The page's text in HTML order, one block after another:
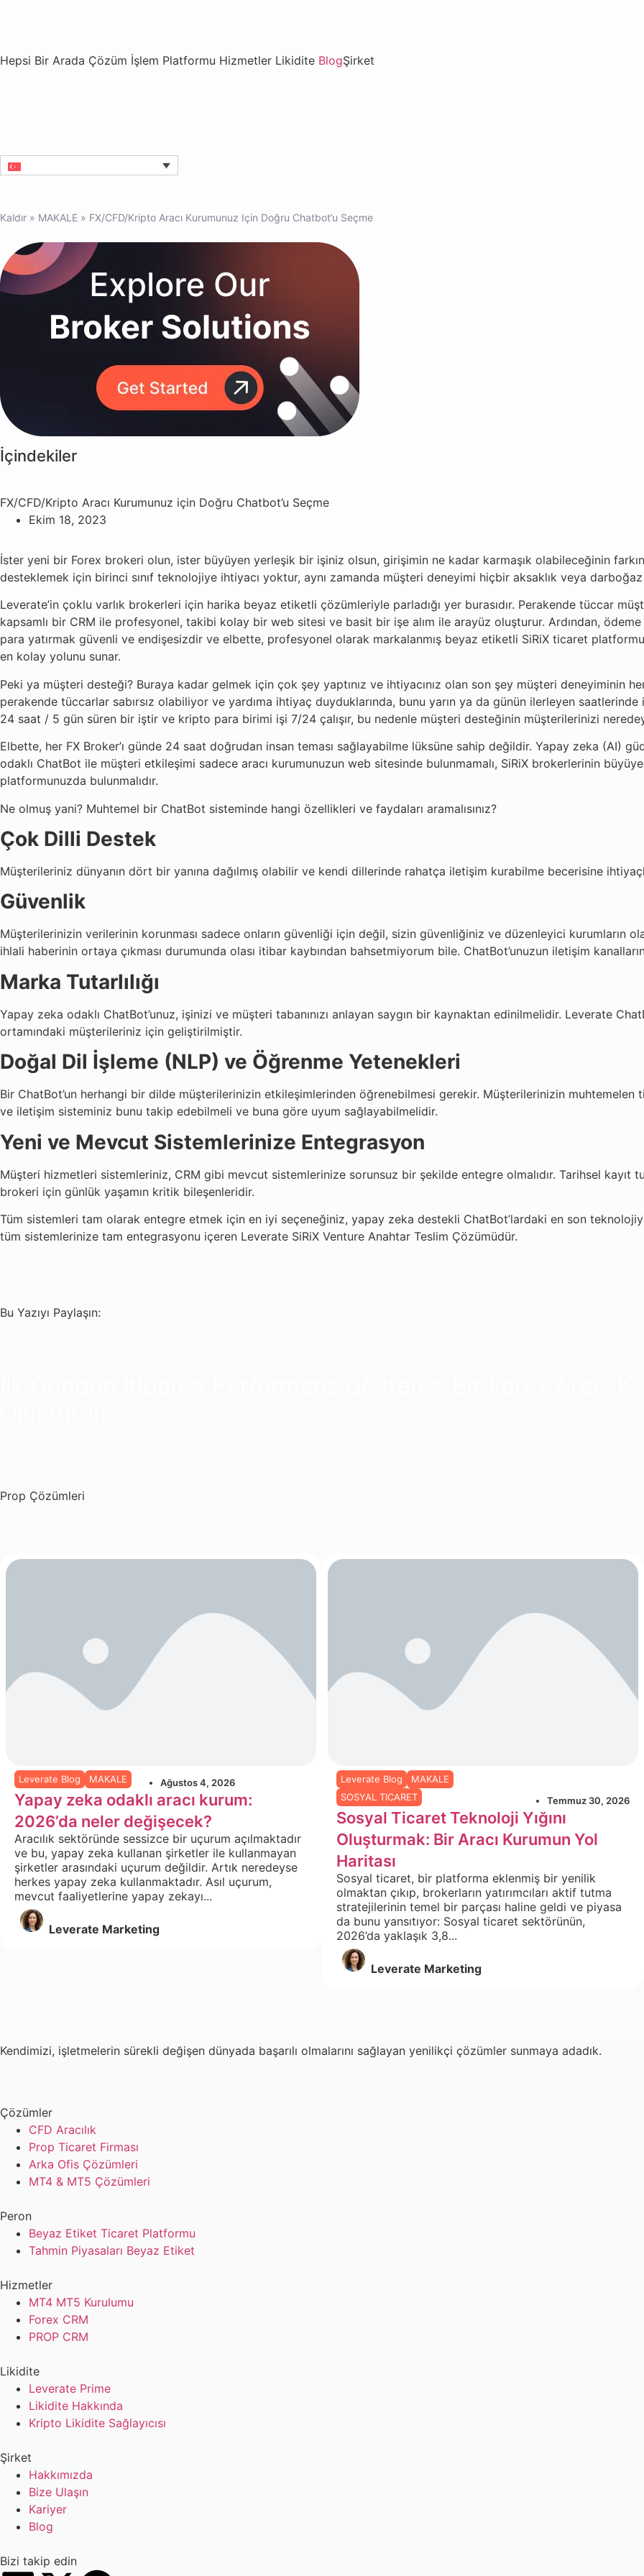
Hepsi Bir Arada Çözüm İşlem Platformu Hizmetler Likidite BlogŞirket
Kaldır » MAKALE » FX/CFD/Kripto Aracı Kurumunuz Için Doğru Chatbot’u Seçme
İçindekiler
FX/CFD/Kripto Aracı Kurumunuz için Doğru Chatbot’u Seçme
Ekim 18, 2023
İster yeni bir Forex brokeri olun, ister büyüyen yerleşik bir işiniz olsun, girişimin ne kadar karmaşık olabileceğinin
desteklemek için birinci sınıf teknolojiye ihtiyacı yoktur, aynı zamanda müşteri deneyimi hiçbir aksaklık veya darboğaz
Leverate’in çoklu varlık brokerleri için harika beyaz etiketli çözümleriyle parladığı yer burasıdır. Perakende tüccar
kapsamlı bir CRM ile profesyonel, takibi kolay bir web sitesi ve basit bir işe alım ile arayüz oluşturur. Ardından, ödeme
para yatırmak güvenli ve endişesizdir ve elbette, profesyonel olarak markalanmış beyaz etiketli SiRiX ticaret
en kolay yolunu sunar.
Peki ya müşteri desteği? Buraya kadar gelmek için çok şey yaptınız ve ihtiyacınız olan son şey müşteri deneyiminin
perakende tüccarlar sabırsız olabiliyor ve yardıma ihtiyaç duyduklarında, bunu yarın ya da günün ilerleyen
24 saat / 5 gün süren bir iştir ve kripto para birimi işi 7/24 çalışır, bu nedenle müşteri desteğinin müşterilerinizi
Elbette, her FX Broker’ı günde 24 saat doğrudan insan teması sağlayabilme lüksüne sahip değildir. Yapay zeka (AI)
odaklı ChatBot ile müşteri etkileşimi sadece aracı kurumunuzun web sitesinde bulunmamalı, SiRiX brokerlerinin
platformunuzda bulunmalıdır.
Ne olmuş yani? Muhtemel bir ChatBot sisteminde hangi özellikleri ve faydaları aramalısınız?
Çok Dilli Destek
Müşterileriniz dünyanın dört bir yanına dağılmış olabilir ve kendi dillerinde rahatça iletişim kurabilme becerisine
Güvenlik
Müşterilerinizin verilerinin korunması sadece onların güvenliği için değil, sizin güvenliğiniz ve düzenleyici kurumların
ihlali haberinin ortaya çıkması durumunda olası itibar kaybından bahsetmiyorum bile. ChatBot’unuzun iletişim
Marka Tutarlılığı
Yapay zeka odaklı ChatBot’unuz, işinizi ve müşteri tabanınızı anlayan saygın bir kaynaktan edinilmelidir. Leverate
ortamındaki müşterileriniz için geliştirilmiştir.
Doğal Dil İşleme (NLP) ve Öğrenme Yetenekleri
Bir ChatBot’un herhangi bir dilde müşterilerinizin etkileşimlerinden öğrenebilmesi gerekir. Müşterilerinizin muhtemelen
ve iletişim sisteminiz bunu takip edebilmeli ve buna göre uyum sağlayabilmelidir.
Yeni ve Mevcut Sistemlerinize Entegrasyon
Müşteri hizmetleri sistemleriniz, CRM gibi mevcut sistemlerinize sorunsuz bir şekilde entegre olmalıdır. Tarihsel
brokeri için günlük yaşamın kritik bileşenleridir.
Tüm sistemleri tam olarak entegre etmek için en iyi seçeneğiniz, yapay zeka destekli ChatBot’lardaki en son
tüm sistemlerinize tam entegrasyonu içeren Leverate SiRiX Venture Anahtar Teslim Çözümüdür.
Bu Yazıyı Paylaşın:
Prop Çözümleri
Leverate Blog MAKALE Ağustos 4, 2026
Yapay zeka odaklı aracı kurum:
2026’da neler değişecek?
Aracılık sektöründe sessizce bir uçurum açılmaktadır
ve bu, yapay zeka kullanan şirketler ile kullanmayan
şirketler arasındaki uçurum değildir. Artık neredeyse
herkes yapay zeka kullanmaktadır. Asıl uçurum,
mevcut faaliyetlerine yapay zekayı...
Leverate Marketing
Leverate Blog
MAKALE
SOSYAL TICARET
Temmuz 30, 2026
Sosyal Ticaret Teknoloji Yığını
Oluşturmak: Bir Aracı Kurumun Yol
Haritası
Sosyal ticaret, bir platforma eklenmiş bir yenilik
olmaktan çıkıp, brokerların yatırımcıları aktif tutma
stratejilerinin temel bir parçası haline geldi ve piyasa
da bunu yansıtıyor: Sosyal ticaret sektörünün,
2026’da yaklaşık 3,8...
Leverate Marketing
Kendimizi, işletmelerin sürekli değişen dünyada başarılı olmalarını sağlayan yenilikçi çözümler sunmaya adadık.
Çözümler
CFD Aracılık
Prop Ticaret Firması
Arka Ofis Çözümleri
MT4 & MT5 Çözümleri
Peron
Beyaz Etiket Ticaret Platformu
Tahmin Piyasaları Beyaz Etiket
Hizmetler
MT4 MT5 Kurulumu
Forex CRM
PROP CRM
Likidite
Leverate Prime
Likidite Hakkında
Kripto Likidite Sağlayıcısı
Şirket
Hakkımızda
Bize Ulaşın
Kariyer
Blog
Bizi takip edin